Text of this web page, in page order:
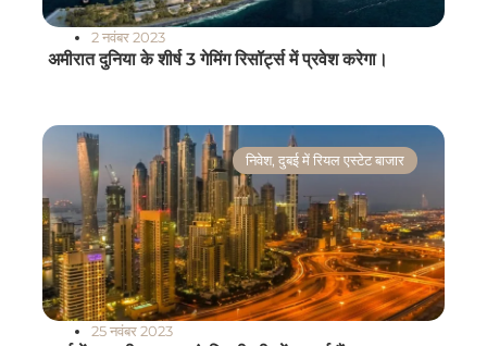
2 नवंबर 2023
अमीरात दुनिया के शीर्ष 3 गेमिंग रिसॉर्ट्स में प्रवेश करेगा।
निवेश, दुबई में रियल एस्टेट बाजार
25 नवंबर 2023